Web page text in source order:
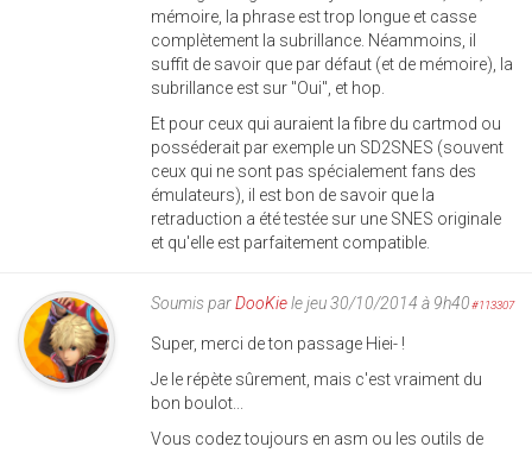
mémoire, la phrase est trop longue et casse
complètement la subrillance. Néammoins, il
suffit de savoir que par défaut (et de mémoire), la
subrillance est sur "Oui", et hop.
Et pour ceux qui auraient la fibre du cartmod ou
posséderait par exemple un SD2SNES (souvent
ceux qui ne sont pas spécialement fans des
émulateurs), il est bon de savoir que la
retraduction a été testée sur une SNES originale
et qu'elle est parfaitement compatible.
Soumis parDooKiele jeu 30/10/2014 à 9h40#113307
Super, merci de ton passage Hiei- !
Je le répète sûrement, mais c'est vraiment du
bon boulot...
Vous codez toujours en asm ou les outils de